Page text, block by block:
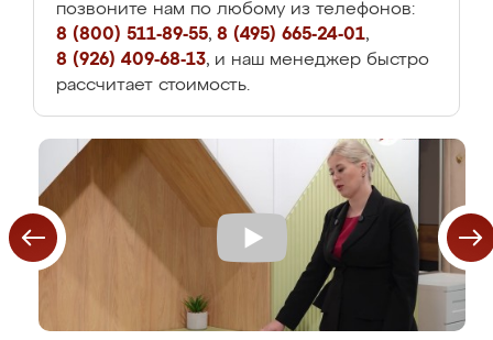
позвоните нам по любому из телефонов:
8 (800) 511-89-55, 8 (495) 665-24-01,
8 (926) 409-68-13, и наш менеджер быстро
рассчитает стоимость.